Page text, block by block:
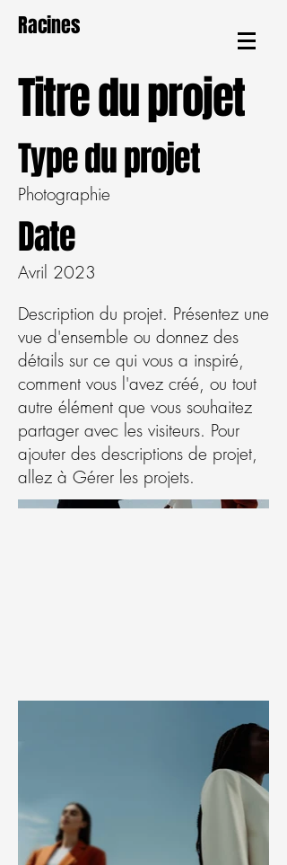
Racines
Titre du projet
Type du projet
Photographie
Date
Avril 2023
Description du projet. Présentez une
vue d'ensemble ou donnez des
détails sur ce qui vous a inspiré,
comment vous l'avez créé, ou tout
autre élément que vous souhaitez
partager avec les visiteurs. Pour
ajouter des descriptions de projet,
allez à Gérer les projets.